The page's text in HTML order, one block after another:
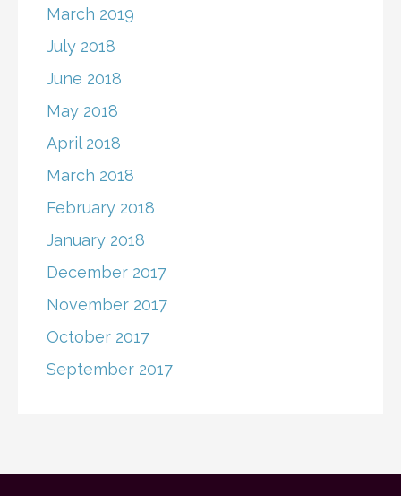
March 2019
July 2018
June 2018
May 2018
April 2018
March 2018
February 2018
January 2018
December 2017
November 2017
October 2017
September 2017